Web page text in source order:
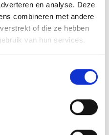
en analyse. Deze
combineren met andere
of die ze hebben
van hun services.